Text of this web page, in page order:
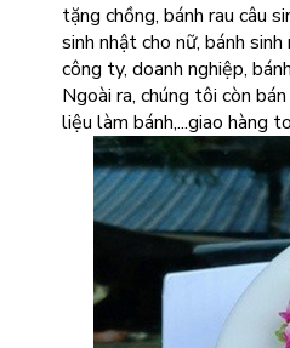
tặng chồng, bánh rau câu
sinh nhật cho nữ, bánh
công ty, doanh nghiệp,
Ngoài ra, chúng tôi còn
liệu làm bánh,...giao hàng